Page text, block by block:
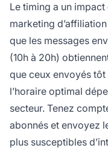
Le timing a un
marketing
que les messages
(10h à 20h)
que ceux envoyés
l’horaire optimal
secteur. Tenez
abonnés et envoyez
plus susceptibles